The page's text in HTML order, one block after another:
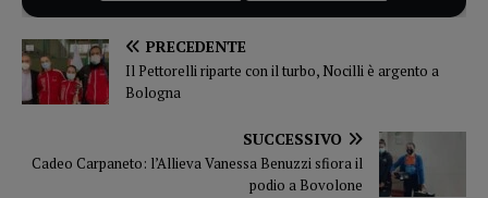
PRECEDENTE
Il Pettorelli riparte con il turbo, Nocilli è argento a
Bologna
SUCCESSIVO
Cadeo Carpaneto: l’Allieva Vanessa Benuzzi sfiora il
podio a Bovolone